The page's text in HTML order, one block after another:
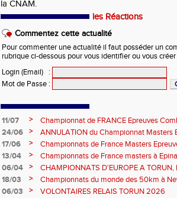
la CNAM.
les Réactions
Commentez cette actualité
Pour commenter une actualité il faut posséder un
rubrique ci-dessous pour vous identifier ou vous
Login (Email)
:
Mot de Passe :
11/07 >
Championnat de FRANCE Epreuves
et Marche CHATEAUROUX
24/06 >
ANNULATION du Championnat Masters
Châteauroux les 27-28 juin
17/06 >
Championnats de France Masters
fond long
13/04 >
Championnats de France masters à
prévisionnels, montée de barres et
06/04 >
CHAMPIONNATS D'EUROPE A
18/03
>
Championnats du monde des 50km à
Sébastien DOUMENC.
06/03 >
VOLONTAIRES RELAIS TORUN 2026